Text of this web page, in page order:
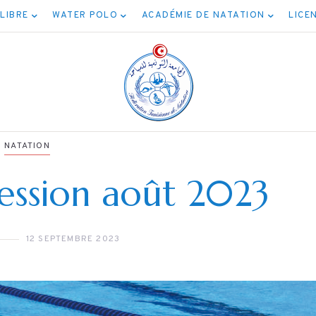
WATER POLO ACADÉMIE DE NATATION
NATATION
août 2023
12 SEPTEMBRE 2023
NATATION
المفتوحة 5كم
04/08/2026